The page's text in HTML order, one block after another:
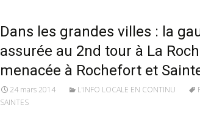
Dans les grandes villes : la
assurée au 2nd tour à La
menacée à Rochefort et
24 mars 2014 L'INFO LOCALE EN CONTINU
SAINTES